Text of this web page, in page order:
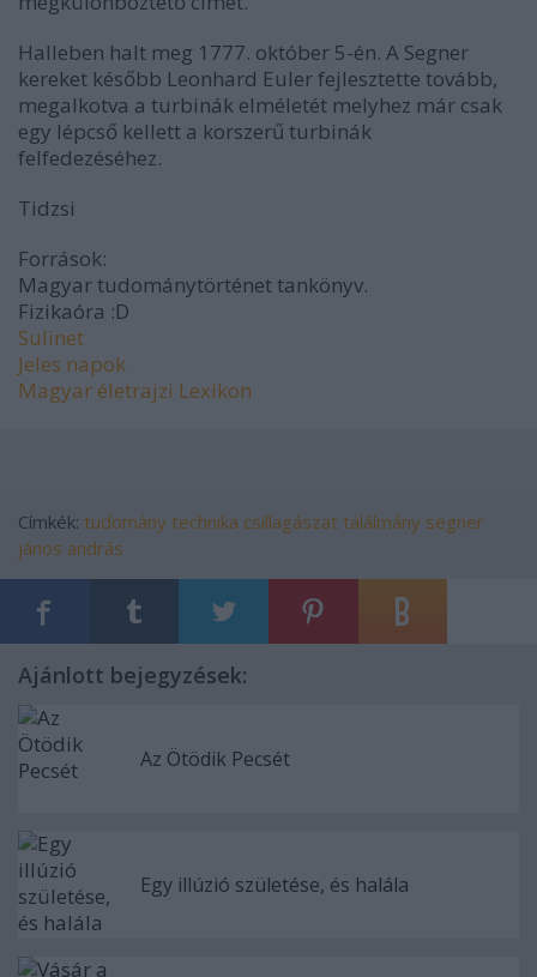
Halleben halt meg 1777. október 5-én. A Segner
kereket később Leonhard Euler fejlesztette tovább,
megalkotva a turbinák elméletét melyhez már csak
egy lépcső kellett a korszerű turbinák
felfedezéséhez.
Tidzsi
Források:
Magyar tudománytörténet tankönyv.
Fizikaóra :D
Sulinet
Jeles napok
Magyar életrajzi Lexikon
Címkék: tudomány technika csillagászat találmány segner
jános andrás
Ajánlott bejegyzések:
Az Ötödik Pecsét
Egy illúzió születése, és halála